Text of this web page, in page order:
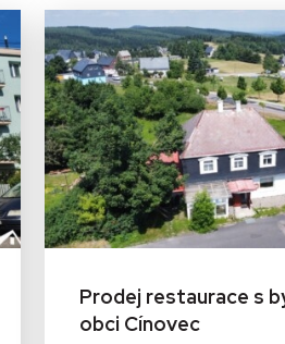
Prodej restaurace s
obci Cínovec